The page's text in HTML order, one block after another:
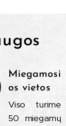
Miegamosi
os vietos
Viso turime
50 miegamų